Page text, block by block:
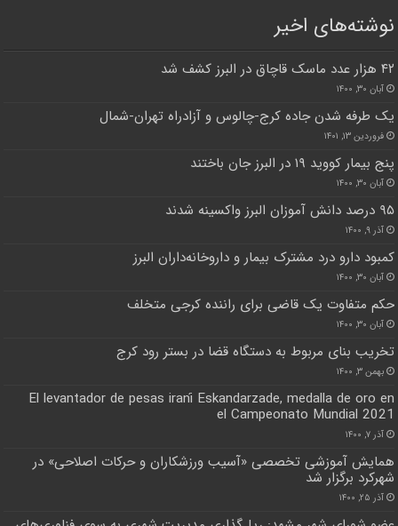
نوشته‌های اخیر
۴۲ هزار عدد ماسک قاچاق در البرز کشف شد
آبان ۳۰, ۱۴۰۰
یک طرفه شدن جاده کرج-چالوس و آزادراه تهران-شمال
فروردین ۱۳, ۱۴۰۱
پنج بیمار کووید ۱۹ در البرز جان باختند
آبان ۳۰, ۱۴۰۰
۹۵ درصد دانش آموزان البرز واکسینه شدند
آذر ۹, ۱۴۰۰
کمبود دارو درد مشترک بیمار و داروخانه‌داران البرز
آبان ۳۰, ۱۴۰۰
حکم متفاوت یک قاضی برای راننده کرجی متخلف
آبان ۳۰, ۱۴۰۰
تخریب بنای مربوط به دستگاه قضا در بستر رود کرج
بهمن ۳, ۱۴۰۰
El levantador de pesas iraní Eskandarzade, medalla de oro en
el Campeonato Mundial 2021
آذر ۷, ۱۴۰۰
همایش آموزشی تخصصی «آسیب ورزشکاران و حرکات اصلاحی» در
شهرکرد برگزار شد
آذر ۲۵, ۱۴۰۰